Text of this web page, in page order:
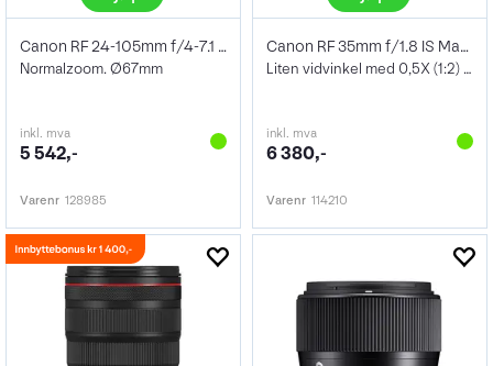
Canon RF 24-105mm f/4-7.1 IS STM
Normalzoom. Ø67mm
inkl. mva
5 542,-
Varenr 128985
Canon RF 35mm f/1.8 IS Macro STM
Liten vidvinkel med 0,5X (1:2) Makro Ø52
inkl. mva
6 380,-
Varenr 114210